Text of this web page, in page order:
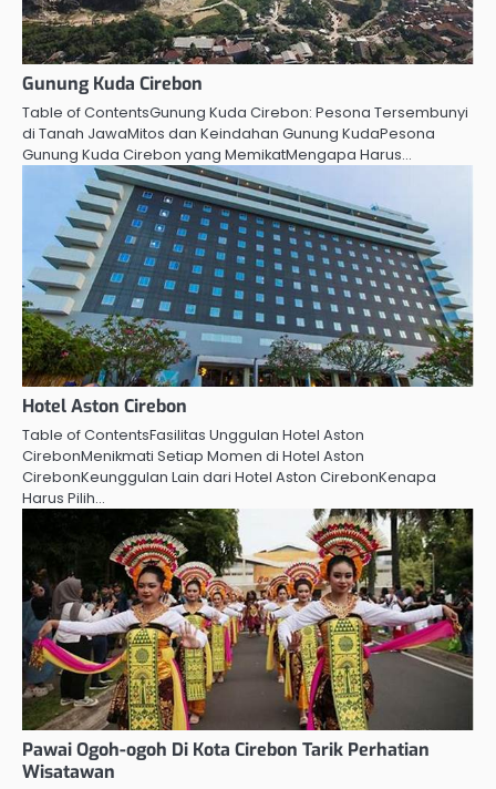
Gunung Kuda Cirebon
Table of ContentsGunung Kuda Cirebon: Pesona Tersembunyi
di Tanah JawaMitos dan Keindahan Gunung KudaPesona
Gunung Kuda Cirebon yang MemikatMengapa Harus…
Hotel Aston Cirebon
Table of ContentsFasilitas Unggulan Hotel Aston
CirebonMenikmati Setiap Momen di Hotel Aston
CirebonKeunggulan Lain dari Hotel Aston CirebonKenapa
Harus Pilih…
Pawai Ogoh-ogoh Di Kota Cirebon Tarik Perhatian
Wisatawan